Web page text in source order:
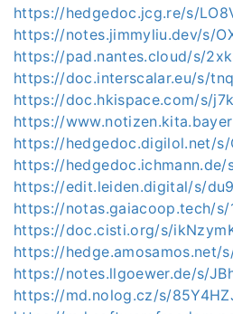
https://hedgedoc.jcg.re/s/
https://notes.jimmyliu.dev/s/
https://pad.nantes.cloud/s/
https://doc.interscalar.eu/s/
https://doc.hkispace.com/s/
https://
https://hedgedoc.digilol.net/s/
https://hedgedoc.ichmann.de/
https://edit.leiden.digital/s/
https://notas.gaiacoop.tech/s/
https://doc.cisti.org/s/
https://hedge.amosamos.net/
https://notes.llgoewer.de/s/
https://md.nolog.cz/s/